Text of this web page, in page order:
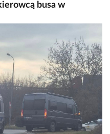
busa w